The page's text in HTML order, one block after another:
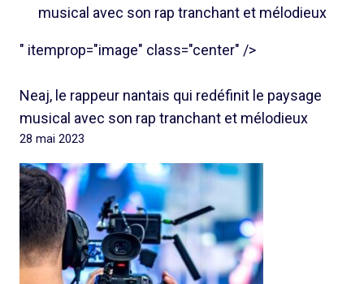
musical avec son rap tranchant et mélodieux
" itemprop="image" class="center" />
Neaj, le rappeur nantais qui redéfinit le paysage
musical avec son rap tranchant et mélodieux
28 mai 2023